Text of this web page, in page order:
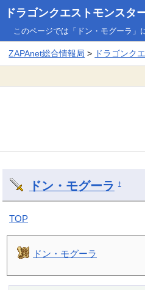
ドラゴンクエストモンスタ
このページでは「ドン・モグーラ」
ZAPAnet総合情報局 > ドラゴンク
ドン・モグーラ †
TOP
ドン・モグーラ